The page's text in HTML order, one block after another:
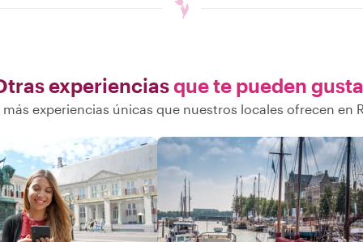
experienciasque te pueden
más experiencias únicas que nuestros locales ofrecen en